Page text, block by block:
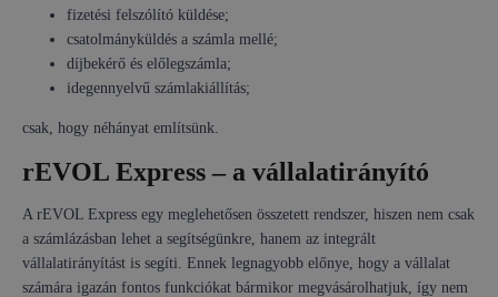
fizetési felszólító küldése;
csatolmányküldés a számla mellé;
díjbekérő és előlegszámla;
idegennyelvű számlakiállítás;
csak, hogy néhányat említsünk.
rEVOL Express – a vállalatirányító
A rEVOL Express egy meglehetősen összetett rendszer, hiszen nem csak
a számlázásban lehet a segítségünkre, hanem az integrált
vállalatirányítást is segíti. Ennek legnagyobb előnye, hogy a vállalat
számára igazán fontos funkciókat bármikor megvásárolhatjuk, így nem